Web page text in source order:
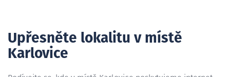
Upřesněte lokalitu v místě
Karlovice